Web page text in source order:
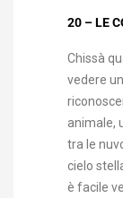
20 – LE
Chissà
vedere
animale,
tra le
cielo
è facile